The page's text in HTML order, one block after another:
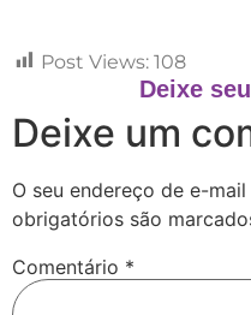
Post Views: 108
Deixe
Deixe um
O seu endereço de e-
obrigatórios são
Comentário *